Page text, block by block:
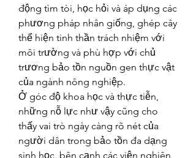
động tìm tòi, học hỏi và áp dụng các
phương pháp nhân giống, ghép cây
thể hiện tinh thần trách nhiệm với
môi trường và phù hợp với chủ
trương bảo tồn nguồn gen thực vật
của ngành nông nghiệp.
Ở góc độ khoa học và thực tiễn,
những nỗ lực như vậy cũng cho
thấy vai trò ngày càng rõ nét của
người dân trong bảo tồn đa dạng
sinh học, bên cạnh các viện nghiên